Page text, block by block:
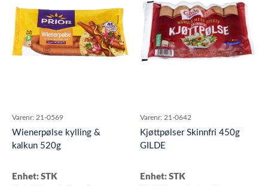
Varenr: 21-0569
Wienerpølse kylling &
kalkun 520g
Enhet: STK
Varenr: 21-0642
Kjøttpølser Skinnfri 450g
GILDE
Enhet: STK